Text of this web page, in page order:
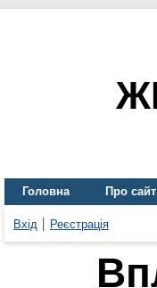
Головна Про сайт
Вхід Реєстрація